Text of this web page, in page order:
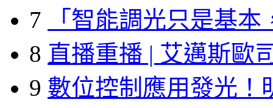
7
「智能調光只是基本
8 直播重播 | 艾邁斯歐
9 數位控制應用發光！